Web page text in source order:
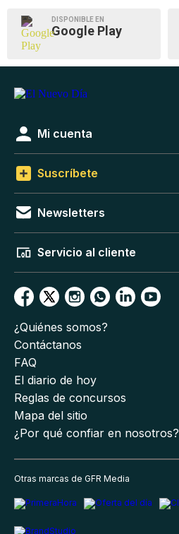
DISPONIBLE EN
Google Play
Mi cuenta
Suscríbete
Newsletters
Servicio al cliente
¿Quiénes somos?
Contáctanos
FAQ
El diario de hoy
Reglas de concursos
Mapa del sitio
¿Por qué confiar en nosotros?
Otras marcas de GFR Media